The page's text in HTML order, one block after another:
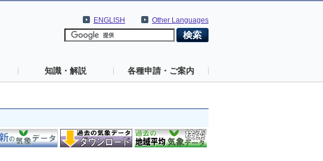
Other Languages
ENGLISH
知識・解説 各種申請・ご案内